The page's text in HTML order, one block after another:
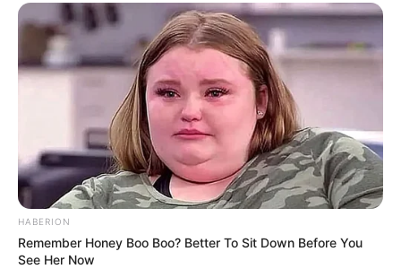
HABERION
Remember Honey Boo Boo? Better To Sit Down Before You
See Her Now